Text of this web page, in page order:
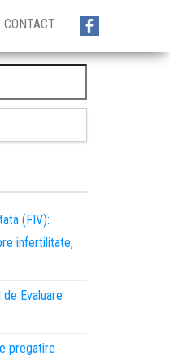
CONTACT
(FIV):
infertilitate,
Evaluare
pregatire